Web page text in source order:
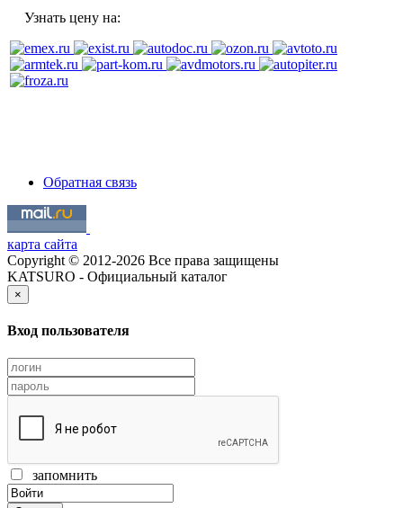
Узнать цену на:
Обратная связь
карта сайта
Copyright © 2012-2026 Все права защищены
KATSURO - Официальный каталог
×
Вход пользователя
запомнить